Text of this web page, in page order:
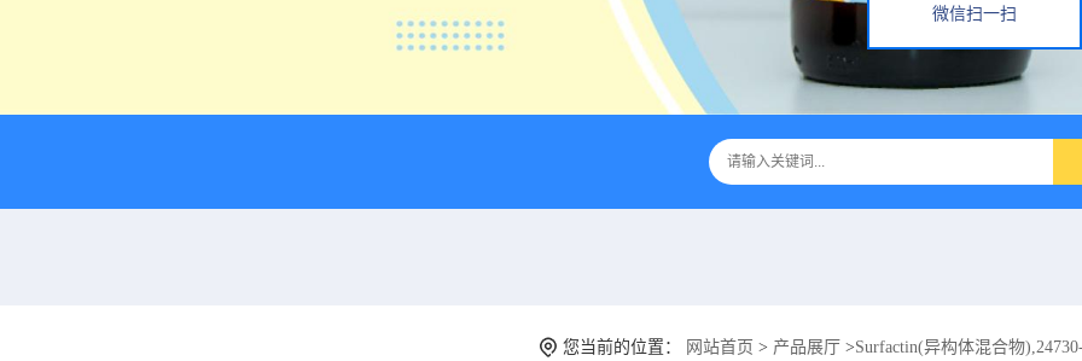
您当前的位置： 网站首页 > 产品展厅 >Surfactin(异构体混合物
微信扫一扫